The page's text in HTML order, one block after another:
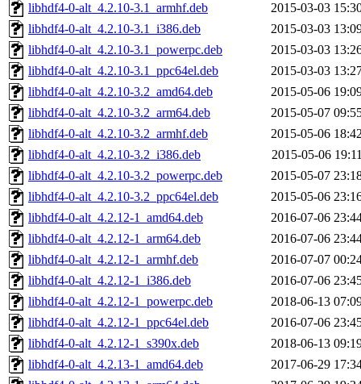
libhdf4-0-alt_4.2.10-3.1_armhf.deb
2015-03-03
libhdf4-0-alt_4.2.10-3.1_i386.deb
2015-03-03
libhdf4-0-alt_4.2.10-3.1_powerpc.deb
2015-03-03
libhdf4-0-alt_4.2.10-3.1_ppc64el.deb
2015-03-03
libhdf4-0-alt_4.2.10-3.2_amd64.deb
2015-05-06
libhdf4-0-alt_4.2.10-3.2_arm64.deb
2015-05-07
libhdf4-0-alt_4.2.10-3.2_armhf.deb
2015-05-06
libhdf4-0-alt_4.2.10-3.2_i386.deb
2015-05-06
libhdf4-0-alt_4.2.10-3.2_powerpc.deb
2015-05-07
libhdf4-0-alt_4.2.10-3.2_ppc64el.deb
2015-05-06
libhdf4-0-alt_4.2.12-1_amd64.deb
2016-07-06
libhdf4-0-alt_4.2.12-1_arm64.deb
2016-07-06
libhdf4-0-alt_4.2.12-1_armhf.deb
2016-07-07
libhdf4-0-alt_4.2.12-1_i386.deb
2016-07-06
libhdf4-0-alt_4.2.12-1_powerpc.deb
2018-06-13
libhdf4-0-alt_4.2.12-1_ppc64el.deb
2016-07-06
libhdf4-0-alt_4.2.12-1_s390x.deb
2018-06-13
libhdf4-0-alt_4.2.13-1_amd64.deb
2017-06-29